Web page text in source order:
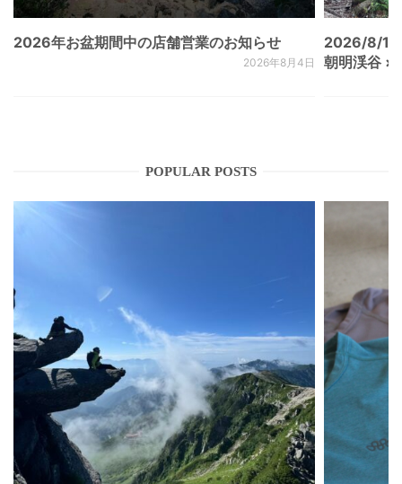
2026年お盆期間中の店舗営業のお知らせ
2026年8月4日
2026/8/
朝明渓谷 ×
POPULAR POSTS